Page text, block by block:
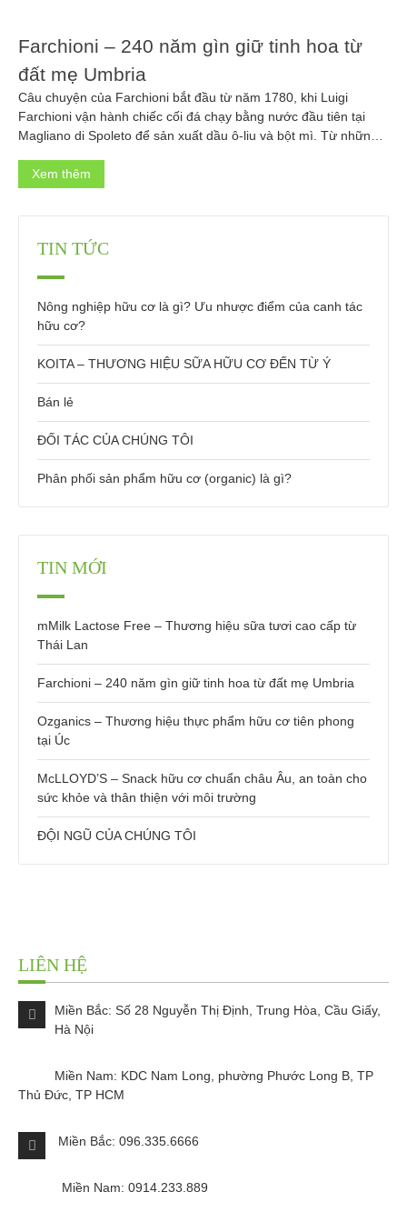
Farchioni – 240 năm gìn giữ tinh hoa từ
đất mẹ Umbria
Câu chuyện của Farchioni bắt đầu từ năm 1780, khi Luigi
Farchioni vận hành chiếc cối đá chạy bằng nước đầu tiên tại
Magliano di Spoleto để sản xuất dầu ô-liu và bột mì. Từ những
viết nên – hành trình […]
Xem thêm
TIN TỨC
Nông nghiệp hữu cơ là gì? Ưu nhược điểm của canh tác
hữu cơ?
KOITA – THƯƠNG HIỆU SỮA HỮU CƠ ĐẾN TỪ Ý
Bán lẻ
ĐỐI TÁC CỦA CHÚNG TÔI
Phân phối sản phẩm hữu cơ (organic) là gì?
TIN MỚI
mMilk Lactose Free – Thương hiệu sữa tươi cao cấp từ
Thái Lan
Farchioni – 240 năm gìn giữ tinh hoa từ đất mẹ Umbria
Ozganics – Thương hiệu thực phẩm hữu cơ tiên phong
tại Úc
McLLOYD’S – Snack hữu cơ chuẩn châu Âu, an toàn cho
sức khỏe và thân thiện với môi trường
ĐỘI NGŨ CỦA CHÚNG TÔI
LIÊN HỆ
Miền Bắc: Số 28 Nguyễn Thị Định, Trung Hòa, Cầu Giấy,
Hà Nội
Miền Nam: KDC Nam Long, phường Phước Long B, TP
Thủ Đức, TP HCM
Miền Bắc: 096.335.6666
Miền Nam: 0914.233.889